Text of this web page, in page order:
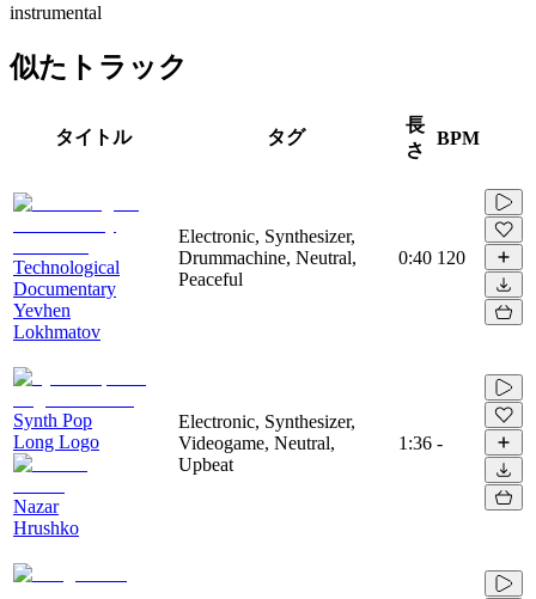
instrumental
似たトラック
タイトル タグ
長
さ
BPM
Technological
Documentary
Yevhen
Lokhmatov
Electronic, Synthesizer,
Drummachine, Neutral,
Peaceful
0:40 120
Synth Pop
Long Logo
Nazar
Hrushko
Electronic, Synthesizer,
Videogame, Neutral,
Upbeat
1:36 -